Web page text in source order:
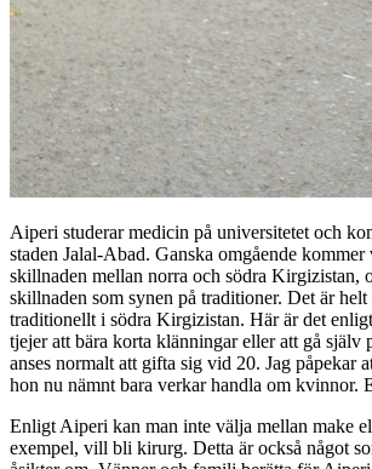
Aiperi studerar medicin på universitetet och
staden Jalal-Abad. Ganska omgående
skillnaden mellan norra och södra Kirgizistan,
skillnaden som synen på traditioner. Det är
traditionellt i södra Kirgizistan. Här är det
tjejer att bära korta klänningar eller att gå själv
anses normalt att gifta sig vid 20. Jag påpekar
hon nu nämnt bara verkar handla om kvinnor.
Enligt Aiperi kan man inte välja mellan make
exempel, vill bli kirurg. Detta är också något